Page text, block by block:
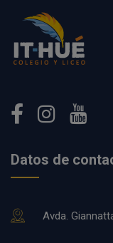
Datos de
Avda.